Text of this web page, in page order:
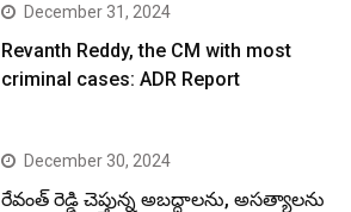
December 31, 2024
Revanth Reddy, the CM with most
criminal cases: ADR Report
December 30, 2024
రేవంత్ రెడ్డి చెప్తున్న అబద్ధాలను, అసత్యాలను